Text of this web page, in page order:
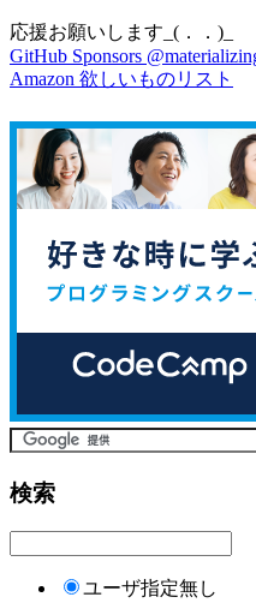
応援お願いします_(．．)_
GitHub Sponsors
Amazon 欲しいものリスト
検索
ユーザ指定無し